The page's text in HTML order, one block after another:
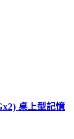
桌上型記憶